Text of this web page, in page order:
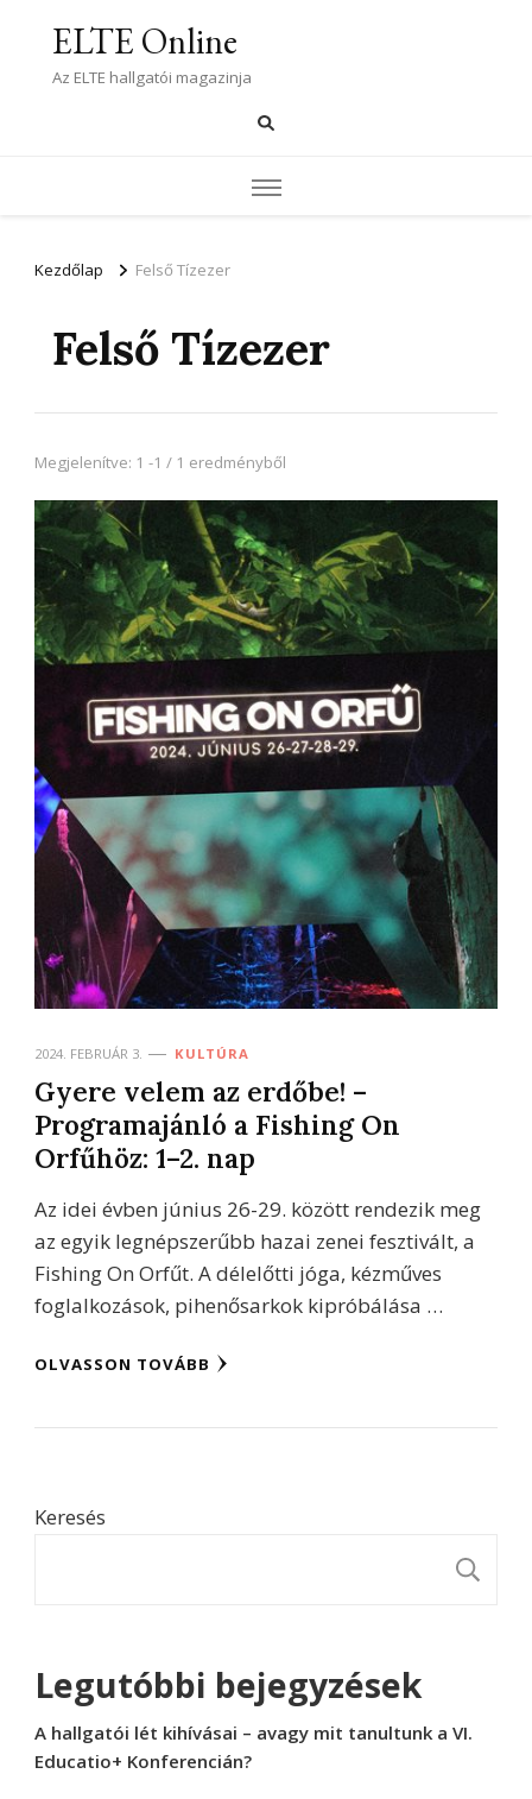
ELTE Online
Az ELTE hallgatói magazinja
Kezdőlap Felső Tízezer
Felső Tízezer
Megjelenítve: 1 -1 / 1 eredményből
2024. FEBRUÁR 3. KULTÚRA
Gyere velem az erdőbe! –
Programajánló a Fishing On
Orfűhöz: 1–2. nap
Az idei évben június 26-29. között rendezik meg
az egyik legnépszerűbb hazai zenei fesztivált, a
Fishing On Orfűt. A délelőtti jóga, kézműves
foglalkozások, pihenősarkok kipróbálása …
OLVASSON TOVÁBB
Keresés
Legutóbbi bejegyzések
A hallgatói lét kihívásai – avagy mit tanultunk a VI.
Educatio+ Konferencián?